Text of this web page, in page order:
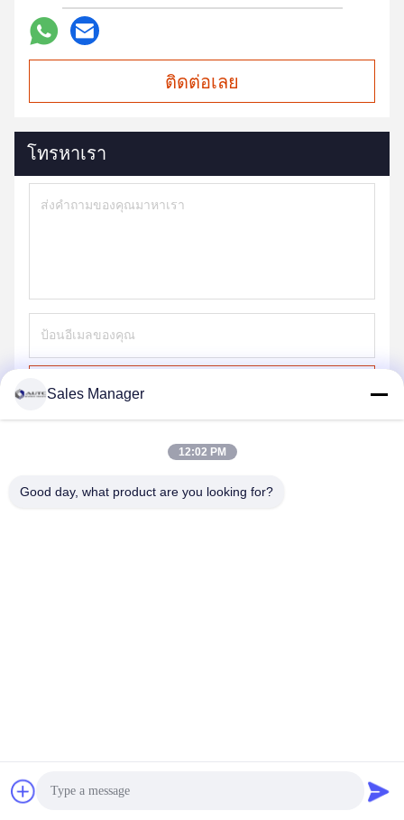
ติดต่อเลย
โทรหาเรา
ผลิตภัณฑ์ของเรา
Wholesale OEM Service
Cleanroom อุตสาหกรรม
Sales Manager
12:02 PM
Good day, what product are you looking for?